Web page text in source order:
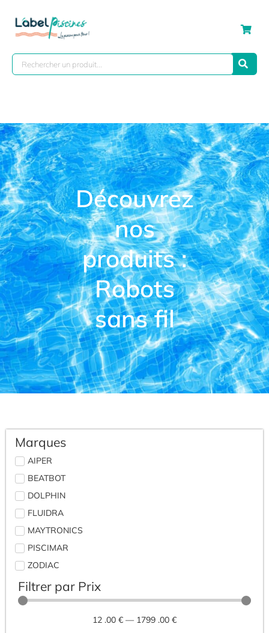
Découvrez
nos
produits :
Robots
sans fil
Marques
AIPER
BEATBOT
DOLPHIN
FLUIDRA
MAYTRONICS
PISCIMAR
ZODIAC
Filtrer par Prix
12 .00 € — 1799 .00 €